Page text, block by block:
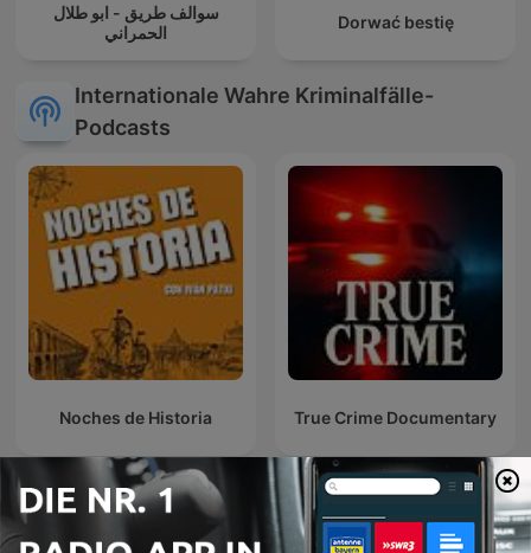
سوالف طريق - ابو طلال
الحمراني
Dorwać bestię
Internationale Wahre Kriminalfälle-
Podcasts
Noches de Historia True Crime Documentary